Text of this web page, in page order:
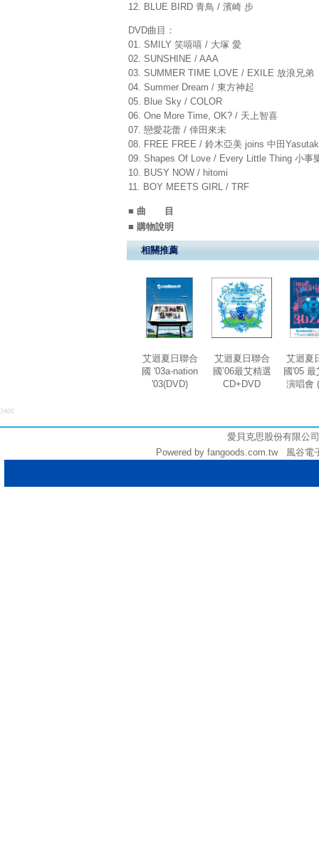
12. BLUE BIRD 青鳥 / 濱崎 步
DVD曲目：
01. SMILY 笑嘻嘻 / 大塚 愛
02. SUNSHINE / AAA
03. SUMMER TIME LOVE / EXILE 放浪兄弟
04. Summer Dream / 東方神起
05. Blue Sky / COLOR
06. One More Time, OK? / 天上智喜
07. 戀愛花蕾 / 倖田來未
08. FREE FREE / 鈴木亞美 joins 中田
09. Shapes Of Love / Every Little Thing 小事
10. BUSY NOW / hitomi
11. BOY MEETS GIRL / TRF
■ 曲 目
■ 購物說明
相關推薦
艾迴夏日聯合
國 '03a-nation
'03(DVD)
艾迴夏日聯合
國’06最艾精選
CD+DVD
艾迴夏
國'05
演唱會
3400
愛貝克思股份有限
Powered by fangoods.com.tw 風谷電子商